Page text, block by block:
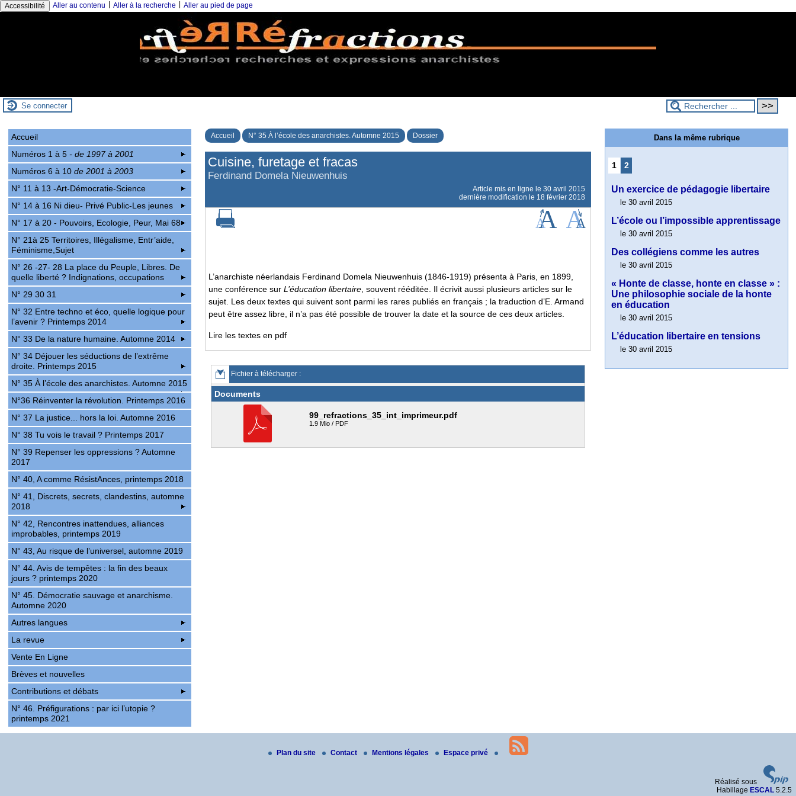
Accessibilité Aller au contenu Aller à la recherche Aller au pied de page
Se connecter
Accueil N° 35 À l’école des anarchistes. Automne 2015 Dossier
Cuisine, furetage et fracas
Ferdinand Domela Nieuwenhuis
Article mis en ligne le 30 avril 2015
dernière modification le 18 février 2018
L’anarchiste néerlandais Ferdinand Domela Nieuwenhuis (1846-1919) présenta à Paris, en 1899,
une conférence sur L’éducation libertaire, souvent rééditée. Il écrivit aussi plusieurs articles sur le
sujet. Les deux textes qui suivent sont parmi les rares publiés en français ; la traduction d’E. Armand
peut être assez libre, il n’a pas été possible de trouver la date et la source de ces deux articles.
Lire les textes en pdf
Fichier à télécharger :
Documents
99_refractions_35_int_imprimeur.pdf
1.9 Mio / PDF
Accueil
Numéros 1 à 5- de 1997 à 2001
Numéros 6 à 10de 2001 à 2003
N° 11 à 13 -Art-Démocratie-Science
N° 14 à 16 Ni dieu- Privé Public-Les jeunes
N° 17 à 20 - Pouvoirs, Ecologie, Peur, Mai 68
N° 21à 25 Territoires, Illégalisme, Entr’aide,
Féminisme,Sujet
N° 26 -27- 28 La place du Peuple, Libres. De
quelle liberté ? Indignations, occupations
N° 29 30 31
N° 32 Entre techno et éco, quelle logique pour
l’avenir ? Printemps 2014
N° 33 De la nature humaine. Automne 2014
N° 34 Déjouer les séductions de l’extrême
droite. Printemps 2015
N° 35 À l’école des anarchistes. Automne 2015
N°36 Réinventer la révolution. Printemps 2016
N° 37 La justice... hors la loi. Automne 2016
N° 38 Tu vois le travail ? Printemps 2017
N° 39 Repenser les oppressions ? Automne
2017
N° 40, A comme RésistAnces, printemps 2018
N° 41, Discrets, secrets, clandestins, automne
2018
N° 42, Rencontres inattendues, alliances
improbables, printemps 2019
N° 43, Au risque de l’universel, automne 2019
N° 44. Avis de tempêtes : la fin des beaux
jours ? printemps 2020
N° 45. Démocratie sauvage et anarchisme.
Automne 2020
Autres langues
La revue
Vente En Ligne
Brèves et nouvelles
Contributions et débats
N° 46. Préfigurations : par ici l’utopie ?
printemps 2021
Dans la même rubrique
1 2
Un exercice de pédagogie libertaire
le 30 avril 2015
L’école ou l’impossible apprentissage
le 30 avril 2015
Des collégiens comme les autres
le 30 avril 2015
« Honte de classe, honte en classe » :
Une philosophie sociale de la honte
en éducation
le 30 avril 2015
L’éducation libertaire en tensions
le 30 avril 2015
Plan du site Contact Mentions légales Espace privé
Réalisé sous
Habillage ESCAL5.2.5